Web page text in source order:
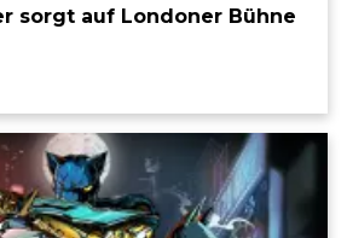
sorgt auf Londoner Bühne